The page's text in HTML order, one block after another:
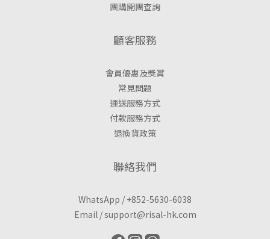
團購開團查詢
顧客服務
會員優惠及獎賞
常見問題
運送服務方式
付款服務方式
退換貨政策
聯絡我們
WhatsApp / +852-5630-6038
Email /support@risal-hk.com